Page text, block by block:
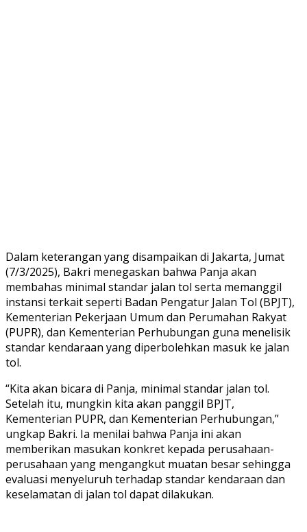
Dalam keterangan yang disampaikan di Jakarta, Jumat
(7/3/2025), Bakri menegaskan bahwa Panja akan
membahas minimal standar jalan tol serta memanggil
instansi terkait seperti Badan Pengatur Jalan Tol (BPJT),
Kementerian Pekerjaan Umum dan Perumahan Rakyat
(PUPR), dan Kementerian Perhubungan guna menelisik
standar kendaraan yang diperbolehkan masuk ke jalan
tol.
“Kita akan bicara di Panja, minimal standar jalan tol.
Setelah itu, mungkin kita akan panggil BPJT,
Kementerian PUPR, dan Kementerian Perhubungan,”
ungkap Bakri. Ia menilai bahwa Panja ini akan
memberikan masukan konkret kepada perusahaan-
perusahaan yang mengangkut muatan besar sehingga
evaluasi menyeluruh terhadap standar kendaraan dan
keselamatan di jalan tol dapat dilakukan.